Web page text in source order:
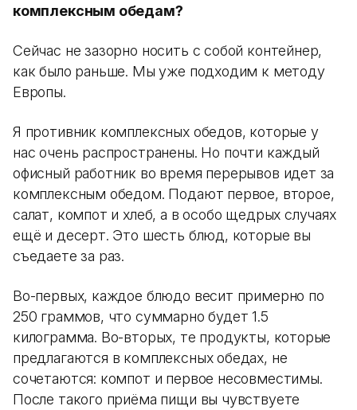
комплексным обедам?
Сейчас не зазорно носить с собой контейнер,
как было раньше. Мы уже подходим к методу
Европы.
Я противник комплексных обедов, которые у
нас очень распространены. Но почти каждый
офисный работник во время перерывов идет за
комплексным обедом. Подают первое, второе,
салат, компот и хлеб, а в особо щедрых случаях
ещё и десерт. Это шесть блюд, которые вы
съедаете за раз.
Во-первых, каждое блюдо весит примерно по
250 граммов, что суммарно будет 1.5
килограмма. Во-вторых, те продукты, которые
предлагаются в комплексных обедах, не
сочетаются: компот и первое несовместимы.
После такого приёма пищи вы чувствуете